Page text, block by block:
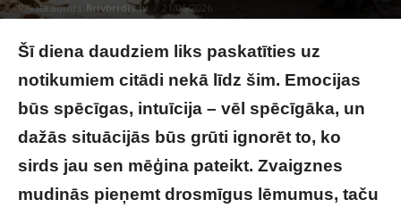
Raksta autors Brivbridis.lv - 21/05/2026
Image by freepik
Šī diena daudziem liks paskatīties uz
notikumiem citādi nekā līdz šim. Emocijas
būs spēcīgas, intuīcija – vēl spēcīgāka, un
dažās situācijās būs grūti ignorēt to, ko
sirds jau sen mēģina pateikt. Zvaigznes
mudinās pieņemt drosmīgus lēmumus, taču